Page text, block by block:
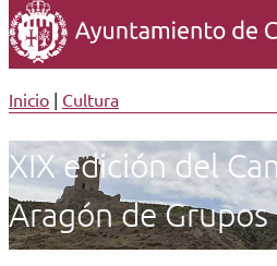
Inicio | Cultura
XIX edición del
Aragón de Grupos